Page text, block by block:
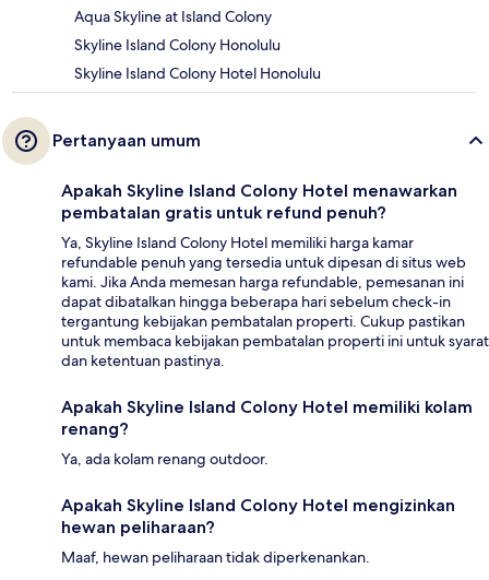
Aqua Skyline at Island Colony
Skyline Island Colony Honolulu
Skyline Island Colony Hotel Honolulu
Pertanyaan umum
Apakah Skyline Island Colony Hotel menawarkan
pembatalan gratis untuk refund penuh?
Ya, Skyline Island Colony Hotel memiliki harga kamar
refundable penuh yang tersedia untuk dipesan di situs web
kami. Jika Anda memesan harga refundable, pemesanan ini
dapat dibatalkan hingga beberapa hari sebelum check-in
tergantung kebijakan pembatalan properti. Cukup pastikan
untuk membaca kebijakan pembatalan properti ini untuk syarat
dan ketentuan pastinya.
Apakah Skyline Island Colony Hotel memiliki kolam
renang?
Ya, ada kolam renang outdoor.
Apakah Skyline Island Colony Hotel mengizinkan
hewan peliharaan?
Maaf, hewan peliharaan tidak diperkenankan.